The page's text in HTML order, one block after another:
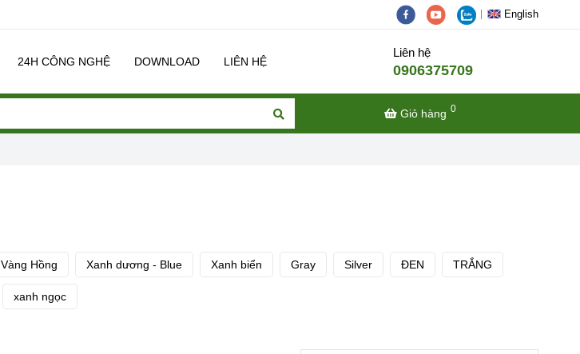
English
24H CÔNG NGHỆ DOWNLOAD LIÊN HỆ
Liên hệ
0906375709
Giỏ hàng 0
Vàng Hồng Xanh dương - Blue Xanh biển Gray Silver ĐEN TRẮNG
xanh ngọc